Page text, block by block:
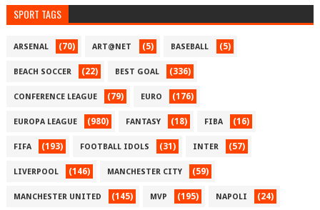
SPORT TAGS
ARSENAL (70) ART@NET (5) BASEBALL (5)
BEACH SOCCER (22) BEST GOAL (336)
CONFERENCE LEAGUE (79) EURO (176)
EUROPA LEAGUE (980) FANTASY (18) FIBA (16)
FIFA (193) FOOTBALL IDOLS (31) INTER (57)
LIVERPOOL (146) MANCHESTER CITY (59)
MANCHESTER UNITED (145) MVP (195) NAPOLI (24)